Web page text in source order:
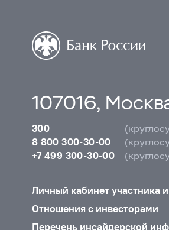
107016,
300
8 800 300-30-00
+7 499 300-30-00
Личный кабинет участника
Отношения с инвесторами
Перечень инсайдерской